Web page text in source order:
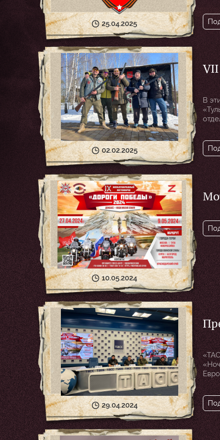
25.04.2025
02.02.2025
VII
В
10.05.2024
29.04.2024